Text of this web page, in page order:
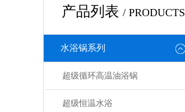
产品列表 / PRODUCTS
水浴锅系列
超级循环高温油浴锅
超级恒温水浴